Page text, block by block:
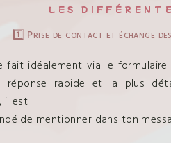
LES
1️⃣ Prise de contact et échange
fait idéalement via le
réponse rapide et la plus
il est
de mentionner dans ton